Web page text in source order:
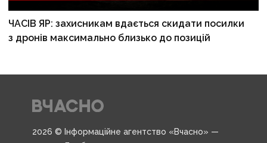
ЧАСІВ ЯР: захисникам вдається скидати посилки
з дронів максимально близько до позицій
2026 © Інформаційне агентство «Вчасно» —